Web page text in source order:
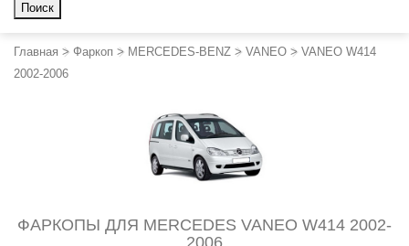
Поиск
Главная > Фаркоп > MERCEDES-BENZ > VANEO > VANEO W414
2002-2006
ФАРКОПЫ ДЛЯ MERCEDES VANEO W414 2002-
2006